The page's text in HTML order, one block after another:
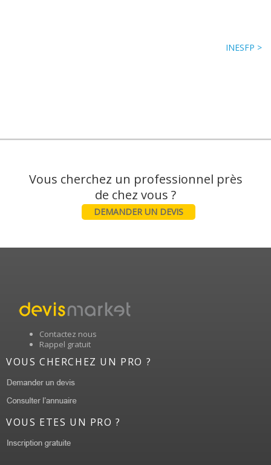
INESFP >
Vous cherchez un professionnel près
DEMANDER UN DEVIS
Contactez nous
Rappel gratuit
VOUS CHERCHEZ UN PRO ?
VOUS ETES UN PRO ?